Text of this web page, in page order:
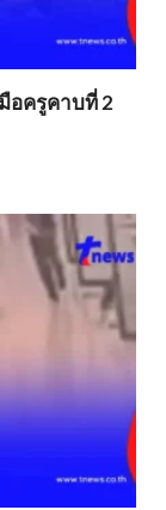
อครูคาบที่ 2